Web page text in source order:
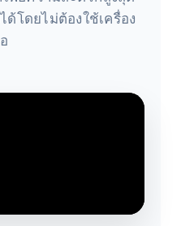
ด้โดยไม่ต้องใช้เครื่อง